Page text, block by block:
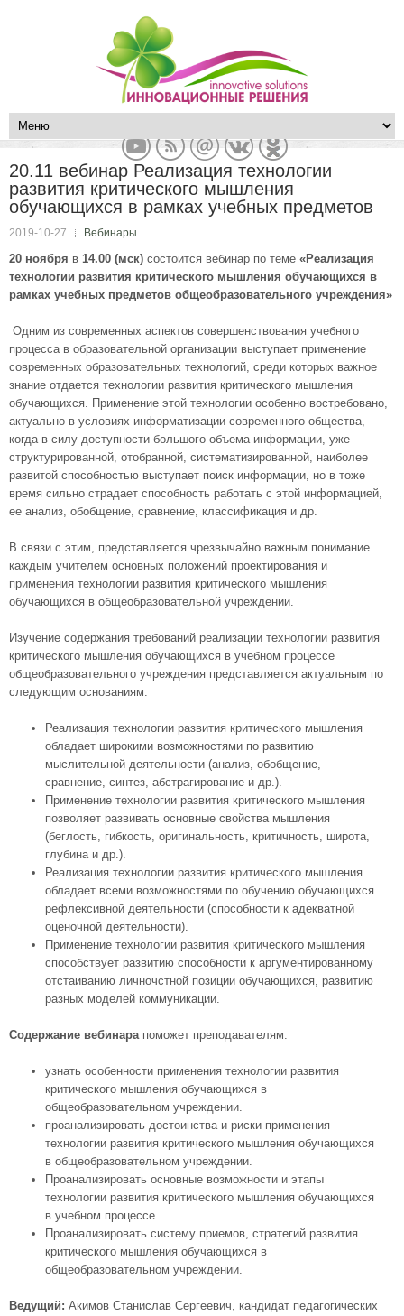
20.11 вебинар Реализация технологии
развития критического мышления
обучающихся в рамках учебных предметов
2019-10-27 Вебинары
20 ноября в 14.00 (мск) состоится вебинар по теме «Реализация
технологии развития критического мышления обучающихся в
рамках учебных предметов общеобразовательного учреждения»
Одним из современных аспектов совершенствования учебного
процесса в образовательной организации выступает применение
современных образовательных технологий, среди которых важное
знание отдается технологии развития критического мышления
обучающихся. Применение этой технологии особенно востребовано,
актуально в условиях информатизации современного общества,
когда в силу доступности большого объема информации, уже
структурированной, отобранной, систематизированной, наиболее
развитой способностью выступает поиск информации, но в тоже
время сильно страдает способность работать с этой информацией,
ее анализ, обобщение, сравнение, классификация и др.
В связи с этим, представляется чрезвычайно важным понимание
каждым учителем основных положений проектирования и
применения технологии развития критического мышления
обучающихся в общеобразовательной учреждении.
Изучение содержания требований реализации технологии развития
критического мышления обучающихся в учебном процессе
общеобразовательного учреждения представляется актуальным по
следующим основаниям:
Реализация технологии развития критического мышления
обладает широкими возможностями по развитию
мыслительной деятельности (анализ, обобщение,
сравнение, синтез, абстрагирование и др.).
Применение технологии развития критического мышления
позволяет развивать основные свойства мышления
(беглость, гибкость, оригинальность, критичность, широта,
глубина и др.).
Реализация технологии развития критического мышления
обладает всеми возможностями по обучению обучающихся
рефлексивной деятельности (способности к адекватной
оценочной деятельности).
Применение технологии развития критического мышления
способствует развитию способности к аргументированному
отстаиванию личночстной позиции обучающихся, развитию
разных моделей коммуникации.
Содержание вебинарапоможет преподавателям:
узнать особенности применения технологии развития
критического мышления обучающихся в
общеобразовательном учреждении.
проанализировать достоинства и риски применения
технологии развития критического мышления обучающихся
в общеобразовательном учреждении.
Проанализировать основные возможности и этапы
технологии развития критического мышления обучающихся
в учебном процессе.
Проанализировать систему приемов, стратегий развития
критического мышления обучающихся в
общеобразовательном учреждении.
Ведущий: Акимов Станислав Сергеевич, кандидат педагогических